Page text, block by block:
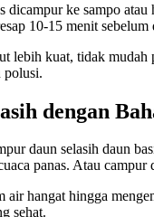
ke sampo
10-15 menit sebelum
lebih kuat, tidak
polusi.
dengan
daun selasih daun
panas. Atau
hangat hingga
sehat.